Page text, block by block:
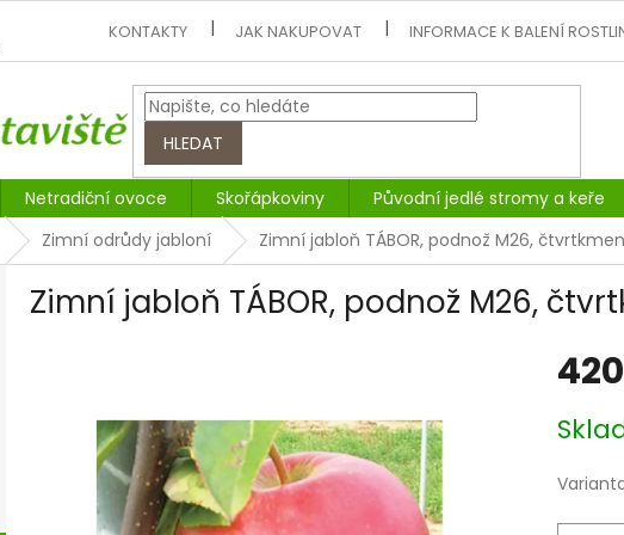
KONTAKTY JAK NAKUPOVAT INFORMACE K BALENÍ
HLEDAT
Netradiční ovoce Skořápkoviny Původní jedlé stromy a keře
Zimní odrůdy jabloní Zimní jabloň TÁBOR, podnož M26, čtvrtkmen
Zimní jabloň TÁBOR, podnož M26,
cena: